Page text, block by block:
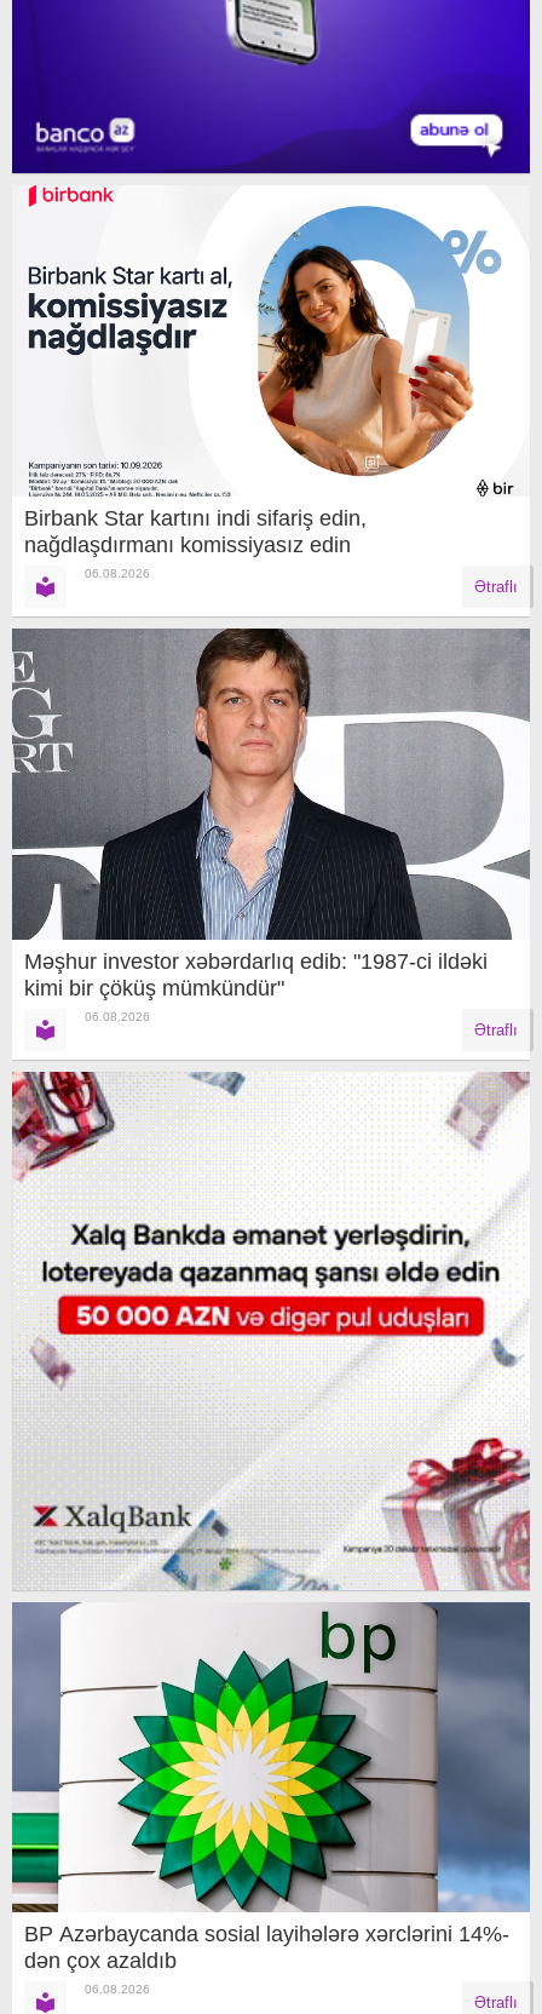
Birbank Star kartını indi sifariş edin,
nağdlaşdırmanı komissiyasız edin
06.08.2026
Ətraflı
Məşhur investor xəbərdarlıq edib: "1987-ci ildəki
kimi bir çöküş mümkündür"
06.08.2026
Ətraflı
BP Azərbaycanda sosial layihələrə xərclərini 14%-
dən çox azaldıb
06.08.2026
Ətraflı